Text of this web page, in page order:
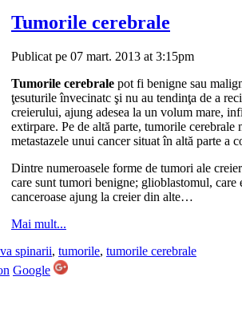
Tumorile cerebrale
Publicat pe 07 mart. 2013 at 3:15pm
Tumorile cerebrale pot fi ben­igne sau
ţesuturile învecinatc şi nu au tendinţa de a
creierului, ajung adesea la un volum mare,
extirpare. Pe de altă parte, tumo­rile
metastazele unui cancer situat în altă parte a
Dintre numeroasele forme de tumori ale
care sunt tumori benigne; glioblastomul, care
canceroase ajung la creier din alte…
Mai mult...
spinarii, tumorile, tumorile cerebrale
Google